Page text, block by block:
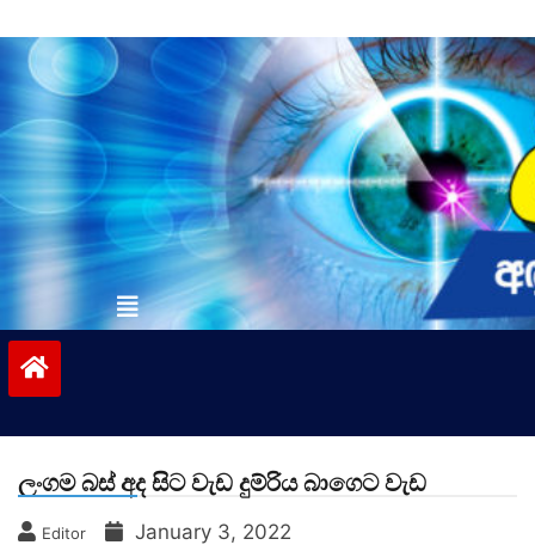
to
contentvinivida.lk
ලංගම බස් අද සිට වැඩ දුම්රිය බාගෙට වැඩ
Editor January 3, 2022